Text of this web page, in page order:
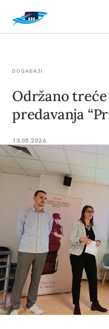
DOGAĐAJI
Održano
predavanja
13.05.2026.